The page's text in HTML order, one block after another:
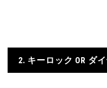
2. キーロック OR ダ